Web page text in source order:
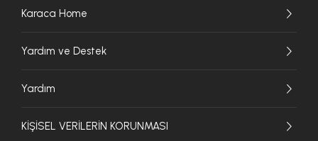
Karaca Home
Yardım ve Destek
Yardım
KİŞİSEL VERİLERİN KORUNMASI